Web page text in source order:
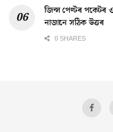
জিন্স পেণ্টৰ
নাজানে সঠিক উত্তৰ
0 SHARES